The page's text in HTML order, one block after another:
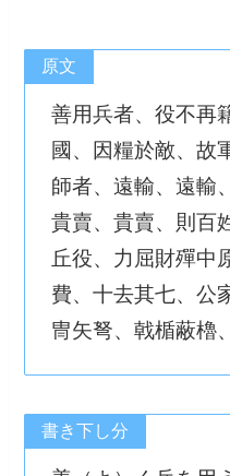
原文
善用兵者、役不再
國、因糧於敵、故
師者、遠輸、遠輸
貴賣、貴賣、則百
丘役、力屈財殫中
費、十去其七、公
冑矢弩、戟楯蔽櫓
書き下し分